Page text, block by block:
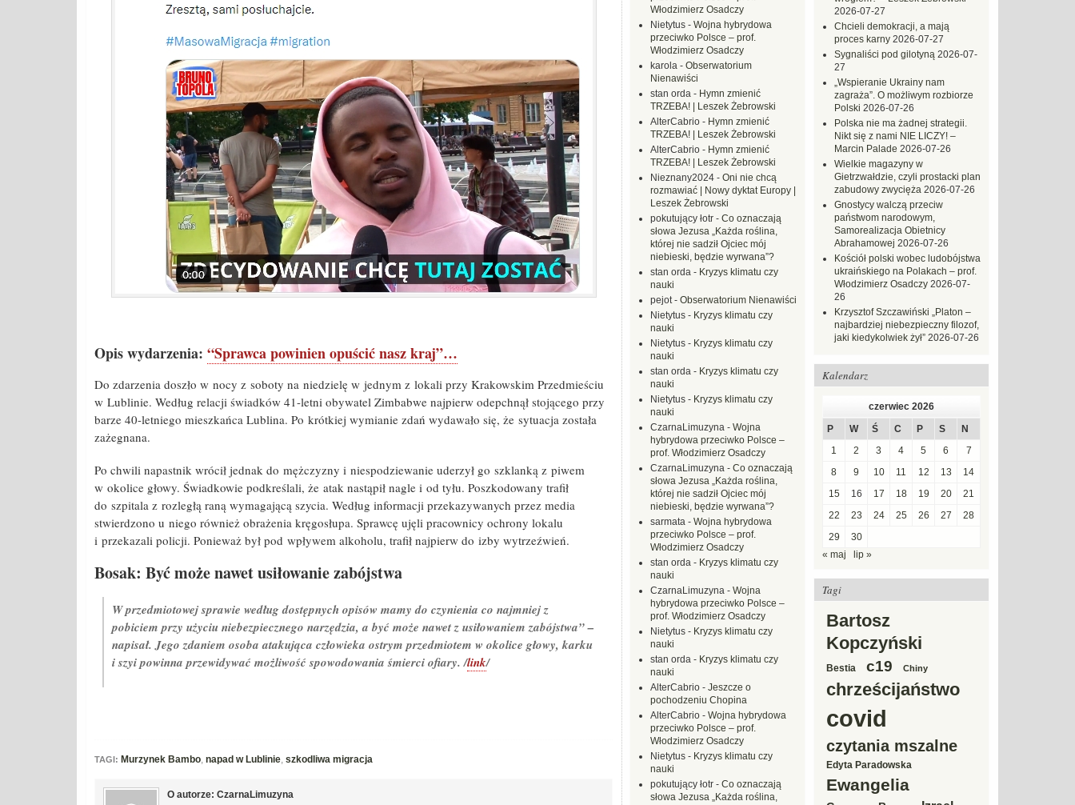
Opis wydarzenia: “Sprawca powinien opuścić nasz kraj”…
Do zdarzenia doszło w nocy z soboty na niedzielę w jednym z lokali przy Krakowskim Przedmieściu
w Lublinie. Według relacji świadków 41-letni obywatel Zimbabwe najpierw odepchnął stojącego przy
barze 40-letniego mieszkańca Lublina. Po krótkiej wymianie zdań wydawało się, że sytuacja została
zażegnana.
Po chwili napastnik wrócił jednak do mężczyzny i niespodziewanie uderzył go szklanką z piwem
w okolice głowy. Świadkowie podkreślali, że atak nastąpił nagle i od tyłu. Poszkodowany trafił
do szpitala z rozległą raną wymagającą szycia. Według informacji przekazywanych przez media
stwierdzono u niego również obrażenia kręgosłupa. Sprawcę ujęli pracownicy ochrony lokalu
i przekazali policji. Ponieważ był pod wpływem alkoholu, trafił najpierw do izby wytrzeźwień.
Bosak: Być może nawet usiłowanie zabójstwa
W przedmiotowej sprawie według dostępnych opisów mamy do czynienia co najmniej z
pobiciem przy użyciu niebezpiecznego narzędzia, a być może nawet z usiłowaniem zabójstwa” –
napisał. Jego zdaniem osoba atakująca człowieka ostrym przedmiotem w okolice głowy, karku
i szyi powinna przewidywać możliwość spowodowania śmierci ofiary. /link/
TAGI: Murzynek Bambo, napad w Lublinie, szkodliwa migracja
O autorze: CzarnaLimuzyna
2026-07-27
Chcieli demokracji, a mają
proces karny 2026-07-27
Sygnaliści pod gilotyną 2026-07-
27
„Wspieranie Ukrainy nam
zagraża”. O możliwym rozbiorze
Polski 2026-07-26
Polska nie ma żadnej strategii.
Nikt się z nami NIE LICZY! –
Marcin Palade 2026-07-26
Wielkie magazyny w
Gietrzwałdzie, czyli prostacki plan
zabudowy zwycięża 2026-07-26
Gnostycy walczą przeciw
państwom narodowym,
Samorealizacja Obietnicy
Abrahamowej 2026-07-26
Kościół polski wobec ludobójstwa
ukraińskiego na Polakach – prof.
Włodzimierz Osadczy 2026-07-
26
Krzysztof Szczawiński „Platon –
najbardziej niebezpieczny filozof,
jaki kiedykolwiek żył” 2026-07-26
Kalendarz
czerwiec 2026
P
W Ś C P S
N
1
2 3 4 5 6
7
8
9 10 11 12 13
14
15
16 17 18 19 20
21
22
23 24 25 26 27
28
29
30
« maj
lip »
Tagi
Bartosz
Kopczyński
Bestia c19 Chiny
chrześcijaństwo
covid
czytania mszalne
Edyta Paradowska
Ewangelia
Włodzimierz Osadczy
Nietytus - Wojna hybrydowa
przeciwko Polsce – prof.
Włodzimierz Osadczy
karola - Obserwatorium
Nienawiści
stan orda - Hymn zmienić
TRZEBA! | Leszek Żebrowski
AlterCabrio - Hymn zmienić
TRZEBA! | Leszek Żebrowski
AlterCabrio - Hymn zmienić
TRZEBA! | Leszek Żebrowski
Nieznany2024 - Oni nie chcą
rozmawiać | Nowy dyktat Europy |
Leszek Żebrowski
pokutujący łotr - Co oznaczają
słowa Jezusa „Każda roślina,
której nie sadził Ojciec mój
niebieski, będzie wyrwana”?
stan orda - Kryzys klimatu czy
nauki
pejot- Obserwatorium Nienawiści
Nietytus - Kryzys klimatu czy
nauki
Nietytus - Kryzys klimatu czy
nauki
stan orda - Kryzys klimatu czy
nauki
Nietytus - Kryzys klimatu czy
nauki
CzarnaLimuzyna - Wojna
hybrydowa przeciwko Polsce –
prof. Włodzimierz Osadczy
CzarnaLimuzyna - Co oznaczają
słowa Jezusa „Każda roślina,
której nie sadził Ojciec mój
niebieski, będzie wyrwana”?
sarmata - Wojna hybrydowa
przeciwko Polsce – prof.
Włodzimierz Osadczy
stan orda - Kryzys klimatu czy
nauki
CzarnaLimuzyna - Wojna
hybrydowa przeciwko Polsce –
prof. Włodzimierz Osadczy
Nietytus - Kryzys klimatu czy
nauki
stan orda - Kryzys klimatu czy
nauki
AlterCabrio - Jeszcze o
pochodzeniu Chopina
AlterCabrio - Wojna hybrydowa
przeciwko Polsce – prof.
Włodzimierz Osadczy
Nietytus - Kryzys klimatu czy
nauki
pokutujący łotr - Co oznaczają
słowa Jezusa „Każda roślina,